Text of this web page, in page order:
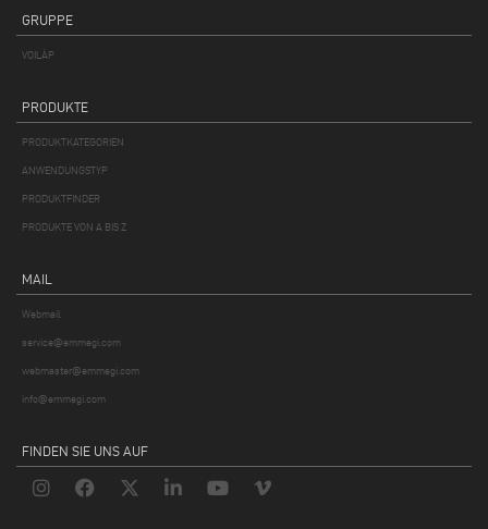
GRUPPE
VOILÀP
PRODUKTE
PRODUKTKATEGORIEN
ANWENDUNGSTYP
PRODUKTFINDER
PRODUKTE VON A BIS Z
MAIL
Webmail
service@emmegi.com
webmaster@emmegi.com
info@emmegi.com
FINDEN SIE UNS AUF